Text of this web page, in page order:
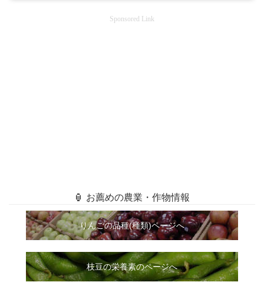
Sponsored Link
🏮 お薦めの農業・作物情報
りんごの品種(種類)ページへ
枝豆の栄養素のページへ